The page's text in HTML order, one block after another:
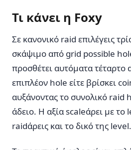
Τι κάνει η Foxy
Σε κανονικό raid επιλέγεις
σκάψιμο από grid possible
προσθέτει αυτόματα τέταρτο
επιπλέον hole είτε βρίσκει
αυξάνοντας το συνολικό raid
άδειο. Η αξία scaleάρει με
raidάρεις και το δικό της level.